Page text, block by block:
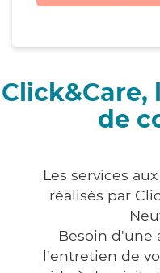
de
Les services
réalisés par
Besoin d'une
l'entretien de